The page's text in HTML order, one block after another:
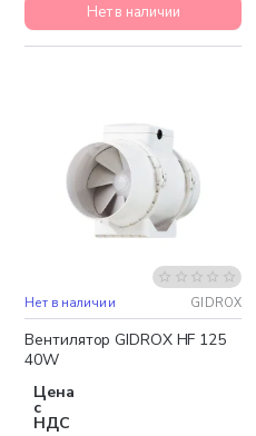
Нет в наличии
Нет в наличии GIDROX
Вентилятор GIDROX HF 125
40W
Цена
с
НДС